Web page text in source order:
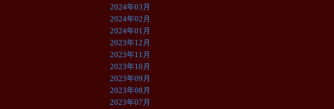
2024年03月
2024年02月
2024年01月
2023年12月
2023年11月
2023年10月
2023年09月
2023年08月
2023年07月